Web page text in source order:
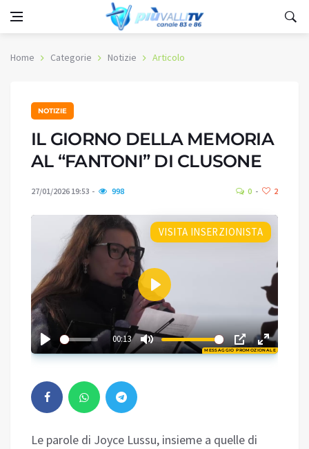
Home Categorie Notizie Articolo
NOTIZIE
IL GIORNO DELLA MEMORIA
AL “FANTONI” DI CLUSONE
27/01/2026 19:53 998 0 2
MESSAGGIO PROMOZIONALE
VISITA INSERZIONISTA
00:13
Play
02:22
Le parole di Joyce Lussu, insieme a quelle di